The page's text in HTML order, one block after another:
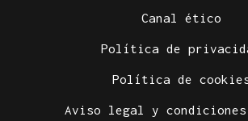
Canal ético
Política de
Política de
Aviso legal y condiciones